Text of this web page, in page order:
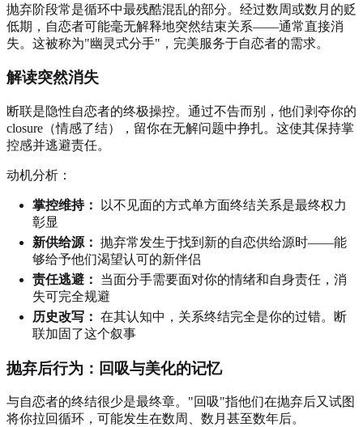
抛弃阶段常是循环中最残酷混乱的部分。经过数周或数月的贬
低期，自恋者可能毫无解释地突然结束关系——通常直接消
失。这被称为"幽灵式分手"，完美服务于自恋者的需求。
解读突然消失
断联是隐性自恋者的终极操控。通过不告而别，他们剥夺你的
closure（情感了结），留你在无解问题中挣扎。这使其保持掌
控感并逃避责任。
动机分析：
掌控维持：
以不见面的方式单方面终结关系是最终权力
彰显
新供给源： 抛弃常发生于找到新的自恋供给源时——能
够给予他们渴望认可的新伴侣
责任逃避：
当面分手需要面对你的情绪和自身责任，消
失可完全规避
历史改写： 在其认知中，关系终结完全是你的过错。断
联加固了这个叙事
抛弃后行为：回吸与美化的记忆
与自恋者的终结很少是最终章。"回吸"指他们在抛弃后又试图
将你拉回循环，可能发生在数周、数月甚至数年后。